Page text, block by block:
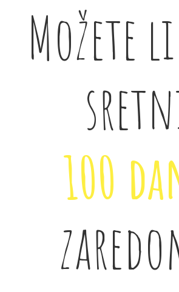
Možete
100